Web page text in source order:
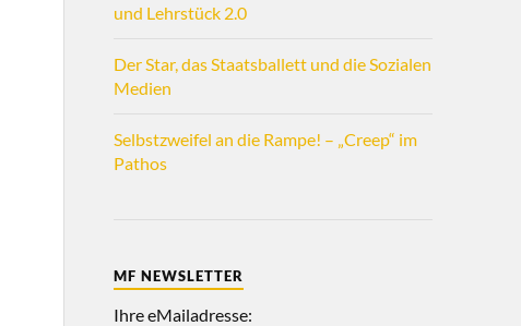
und Lehrstück 2.0
Der Star, das Staatsballett und die Sozialen
Medien
Selbstzweifel an die Rampe! – „Creep“ im
Pathos
MF NEWSLETTER
Ihre eMailadresse: